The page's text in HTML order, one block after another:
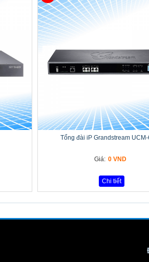
Tổng đài iP Grandstream
Giá: 0 VND
Chi tiết